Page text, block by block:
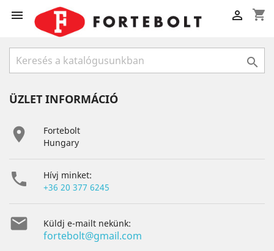
 shopping_cart


ÜZLET INFORMÁCIÓ

Fortebolt
Hungary

Hívj minket:
+36 20 377 6245
 Küldj e-mailt nekünk:
fortebolt@gmail.com